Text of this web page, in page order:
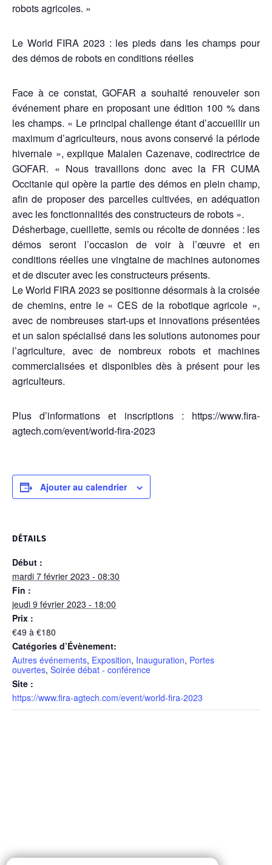
robots agricoles. »
Le World FIRA 2023 : les pieds dans les champs pour
des démos de robots en conditions réelles
Face à ce constat, GOFAR a souhaité renouveler son
événement phare en proposant une édition 100 % dans
les champs. « Le principal challenge étant d’accueillir un
maximum d’agriculteurs, nous avons conservé la période
hivernale », explique Maialen Cazenave, codirectrice de
GOFAR. « Nous travaillons donc avec la FR CUMA
Occitanie qui opère la partie des démos en plein champ,
afin de proposer des parcelles cultivées, en adéquation
avec les fonctionnalités des constructeurs de robots ».
Désherbage, cueillette, semis ou récolte de données : les
démos seront l’occasion de voir à l’œuvre et en
conditions réelles une vingtaine de machines autonomes
et de discuter avec les constructeurs présents.
Le World FIRA 2023 se positionne désormais à la croisée
de chemins, entre le « CES de la robotique agricole »,
avec de nombreuses start-ups et innovations présentées
et un salon spécialisé dans les solutions autonomes pour
l’agriculture, avec de nombreux robots et machines
commercialisées et disponibles dès à présent pour les
agriculteurs.
Plus d’informations et inscriptions : https://www.fira-
agtech.com/event/world-fira-2023
Ajouter au calendrier
DÉTAILS
Début :
mardi 7 février 2023 - 08:30
Fin :
jeudi 9 février 2023 - 18:00
Prix :
€49 à €180
Catégories d’Évènement:
Autres événements, Exposition, Inauguration, Portes
ouvertes, Soirée débat - conférence
Site :
https://www.fira-agtech.com/event/world-fira-2023